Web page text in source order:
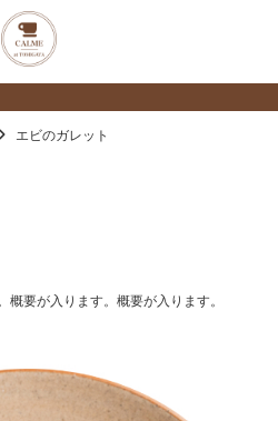
メニュー
MENU
エビのガレット
要が入ります。概要が入ります。